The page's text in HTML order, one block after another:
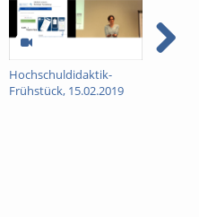
Hochschuldidaktik-
Frühstück, 15.02.2019